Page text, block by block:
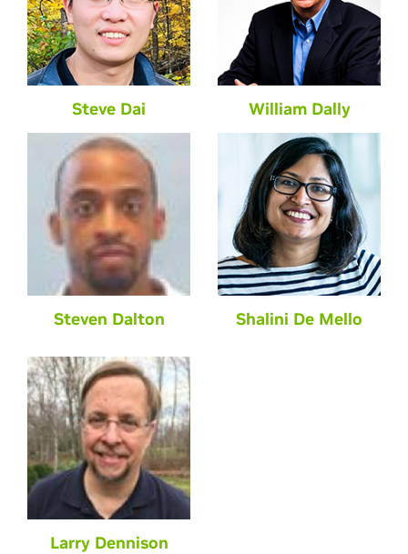
Steve Dai William Dally
Steven Dalton Shalini De Mello
Larry Dennison